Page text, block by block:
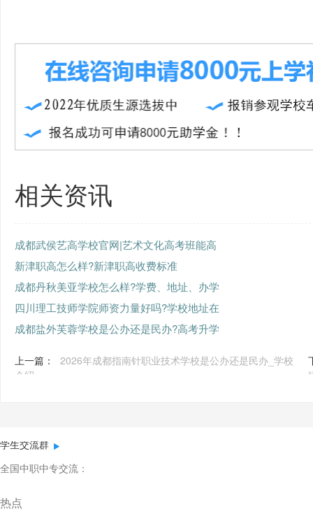
相关资讯
成都武侯艺高学校官网|艺术文化高考班能高
新津职高怎么样?新津职高收费标准
成都丹秋美亚学校怎么样?学费、地址、办学
四川理工技师学院师资力量好吗?学校地址在
成都盐外芙蓉学校是公办还是民办?高考升学
上一篇：
2026年成都指南针职业技术学校是公办还是民办_学校
介绍
学生交流群
全国中职中专交流：
热点